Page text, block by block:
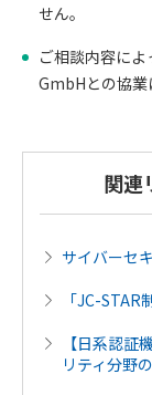
せん。
ご相談内容に
GmbHとの協業
関連
サイバーセ
「JC-
【日系認証
リティ分野